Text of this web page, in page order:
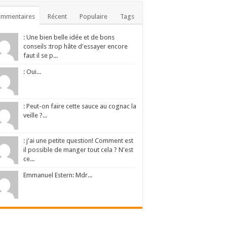
Récent Populaire Tags
: Une bien belle idée et de bons
conseils :trop hâte d'essayer encore
faut il se p...
: Oui...
: Peut-on faire cette sauce au cognac la
veille ?...
: j'ai une petite question! Comment est
il possible de manger tout cela ? N'est
ce...
Emmanuel Estern: Mdr...